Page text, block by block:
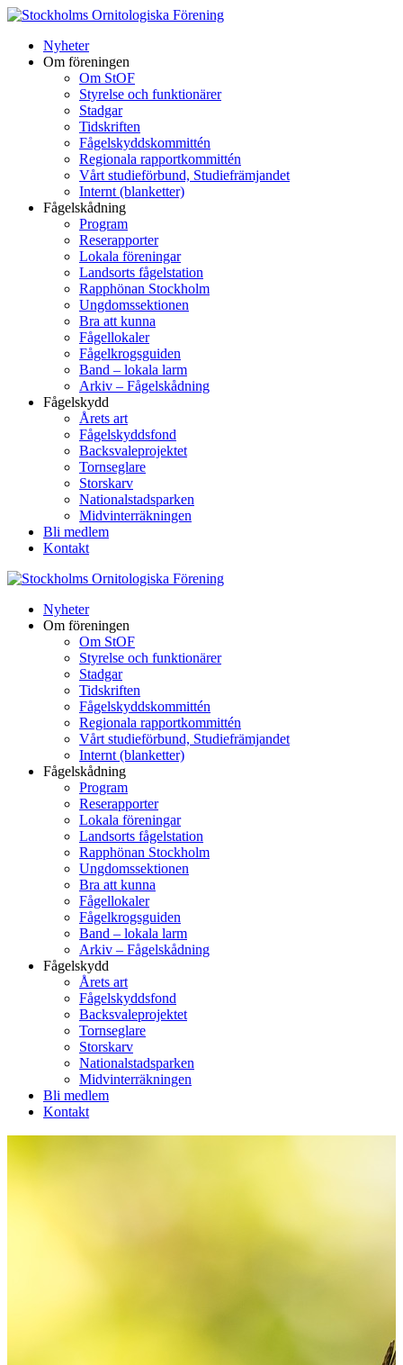
Hoppa
innehållNyheter
Om föreningen
Om StOF
Styrelse och funktionärer
Stadgar
Tidskriften
Fågelskyddskommittén
Regionala rapportkommittén
Vårt studieförbund, Studiefrämjandet
Internt (blanketter)
Fågelskådning
Program
Reserapporter
Lokala föreningar
Landsorts fågelstation
Rapphönan Stockholm
Ungdomssektionen
Bra att kunna
Fågellokaler
Fågelkrogsguiden
Band – lokala larm
Arkiv – Fågelskådning
Fågelskydd
Årets art
Fågelskyddsfond
Backsvaleprojektet
Tornseglare
Storskarv
Nationalstadsparken
Midvinterräkningen
Bli medlem
Kontakt
Nyheter
Om föreningen
Om StOF
Styrelse och funktionärer
Stadgar
Tidskriften
Fågelskyddskommittén
Regionala rapportkommittén
Vårt studieförbund, Studiefrämjandet
Internt (blanketter)
Fågelskådning
Program
Reserapporter
Lokala föreningar
Landsorts fågelstation
Rapphönan Stockholm
Ungdomssektionen
Bra att kunna
Fågellokaler
Fågelkrogsguiden
Band – lokala larm
Arkiv – Fågelskådning
Fågelskydd
Årets art
Fågelskyddsfond
Backsvaleprojektet
Tornseglare
Storskarv
Nationalstadsparken
Midvinterräkningen
Bli medlem
Kontakt